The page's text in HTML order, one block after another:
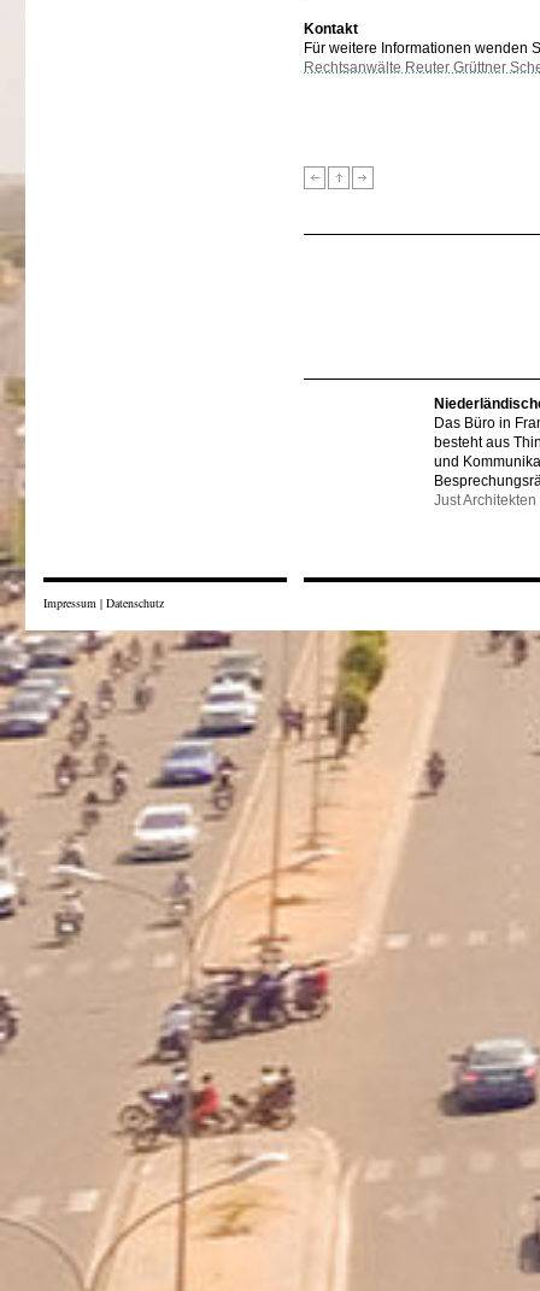
Kontakt
Für weitere Informationen wenden
Rechtsanwälte Reuter Grüttner
Das Büro in
besteht aus
und
Just Architekten
Impressum | Datenschutz